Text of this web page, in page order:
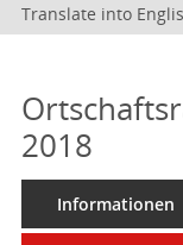
Translate into
2018
Informationen